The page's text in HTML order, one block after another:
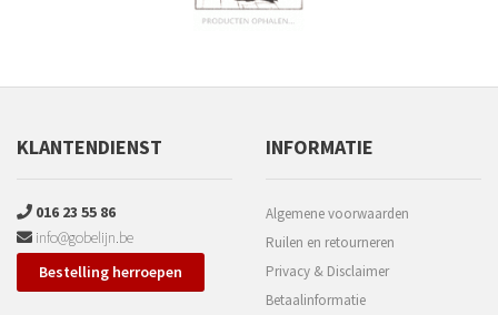
KLANTENDIENST
016 23 55 86
info@gobelijn.be
Bestelling herroepen
INFORMATIE
Algemene voorwaarden
Ruilen en retourneren
Privacy & Disclaimer
Betaalinformatie